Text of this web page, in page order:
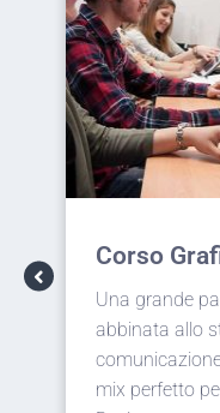
grafica
della
sono il
un Graphic